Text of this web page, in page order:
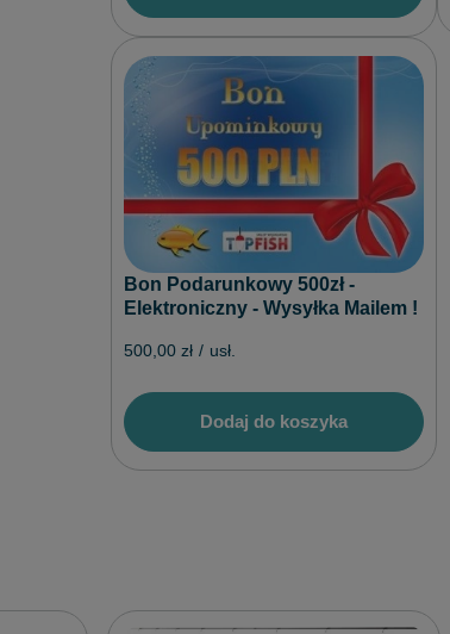
Bon Podarunkowy 500zł -
Elektroniczny - Wysyłka Mailem !
500,00 zł / usł.
Dodaj do koszyka